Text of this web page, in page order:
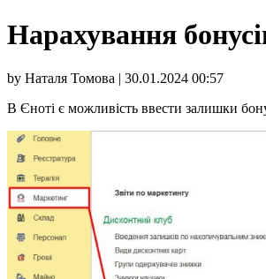
Нарахування
by Наталя Томова | 30.01.2024 00:57
В Єноті є можливість ввести залишки